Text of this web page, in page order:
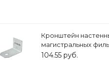
Кронштейн
магистральных
10 SL, арт.ZSm.2001
104.55 руб.